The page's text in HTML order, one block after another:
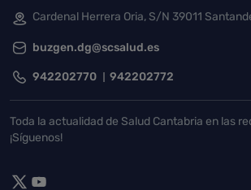
Cardenal Herrera Oria, S/N 39011
buzgen.dg@scsalud.es
942202770 942202772
Toda la actualidad de Salud Cantabria en las
¡Síguenos!